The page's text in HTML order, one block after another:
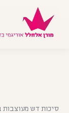
סיכות דש מעוצבות